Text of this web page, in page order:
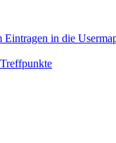
Eintragen in die